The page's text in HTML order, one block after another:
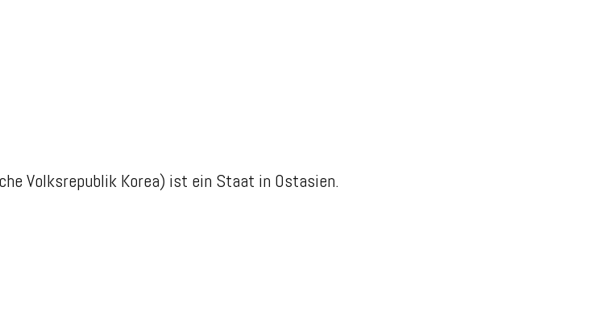
Volksrepublik Korea) ist ein Staat in Ostasien.